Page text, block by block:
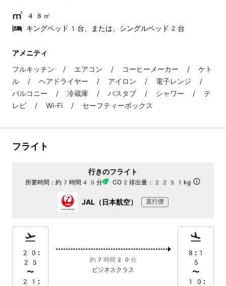
48㎡
キングベッド1台、または、シングルベッド2台
アメニティ
フルキッチン / エアコン / コーヒーメーカー / ケト
ル / ヘアドライヤー / アイロン / 電子レンジ /
バルコニー / 冷蔵庫 / バスタブ / シャワー / テ
レビ / Wi-Fi / セーフティーボックス
フライト
行きのフライト
所要時間： 約7時間40分 CO2排出量： 2251kg
JAL（日本航空） 直行便
20:
25
〜
21:
約7時間20分
ビジネスクラス
8:1
5
〜
10: